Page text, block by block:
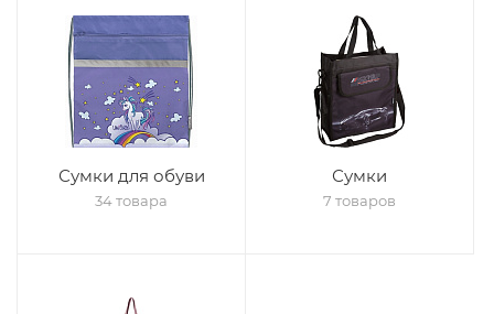
Сумки для обуви
34 товара
Сумки
7 товаров